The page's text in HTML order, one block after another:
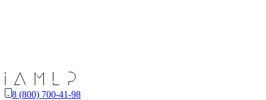
8 (800) 700-41-98